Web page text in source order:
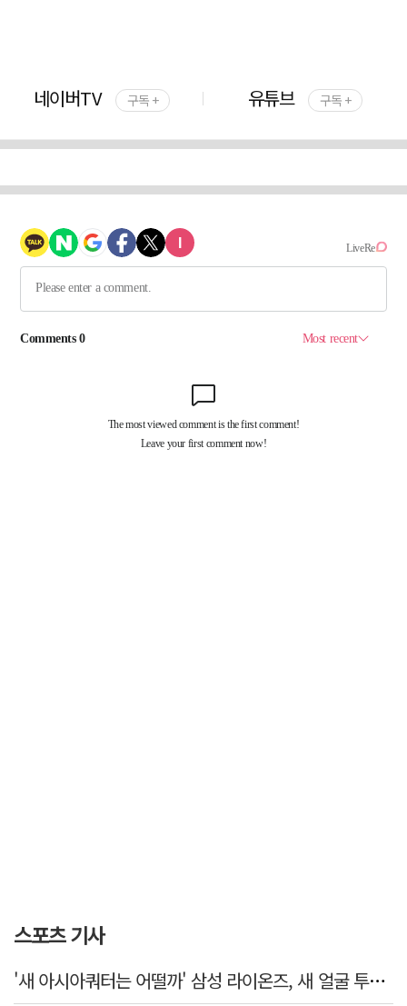
네이버TV 구독 + 유튜브 구독 +
스포츠 기사
'새 아시아쿼터는 어떨까' 삼성 라이온즈, 새 얼굴 투수 미야모리 영입